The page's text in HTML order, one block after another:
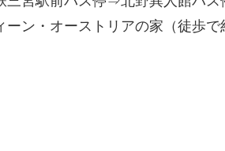
ン・オーストリアの家（徒歩で